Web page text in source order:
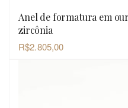
OLHADA RÁPIDA
Anel de formatura em
zircônia
R$2.805,00